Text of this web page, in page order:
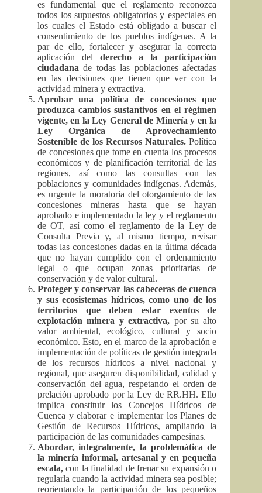
es fundamental que el reglamento reconozca
todos los supuestos obligatorios y especiales en
los cuales el Estado está obligado a buscar el
consentimiento de los pueblos indígenas. A la
par de ello, fortalecer y asegurar la correcta
aplicación delderecho a la participación
ciudadanade todas las poblaciones afectadas
en las decisiones que tienen que ver con la
actividad minera y extractiva.
Aprobar una política de concesiones que
produzca cambios sustantivos en el régimen
vigente, en la Ley General de Minería y en la
Ley Orgánica de Aprovechamiento
Sostenible de los Recursos Naturales.Política
de concesiones que tome en cuenta los procesos
económicos y de planificación territorial de las
regiones, así como las consultas con las
poblaciones y comunidades indígenas. Además,
es urgente la moratoria del otorgamiento de las
concesiones mineras hasta que se hayan
aprobado e implementado la ley y el reglamento
de OT, así como el reglamento de la Ley de
Consulta Previa y, al mismo tiempo, revisar
todas las concesiones dadas en la última década
que no hayan cumplido con el ordenamiento
legal o que ocupan zonas prioritarias de
conservación y de valor cultural.
Proteger y conservar las cabeceras de cuenca
y sus ecosistemas hídricos, como uno de los
territorios que deben estar exentos de
explotación minera y extractiva, por su alto
valor ambiental, ecológico, cultural y socio
económico. Esto, en el marco de la aprobación e
implementación de políticas de gestión integrada
de los recursos hídricos a nivel nacional y
regional, que aseguren disponibilidad, calidad y
conservación del agua, respetando el orden de
prelación aprobado por la Ley de RR.HH. Ello
implica constituir los Concejos Hídricos de
Cuenca y elaborar e implementar los Planes de
Gestión de Recursos Hídricos, ampliando la
participación de las comunidades campesinas.
Abordar, integralmente, la problemática de
la minería informal, artesanal y en pequeña
escala,con la finalidad de frenar su expansión o
regularla cuando la actividad minera sea posible;
reorientando la participación de los pequeños